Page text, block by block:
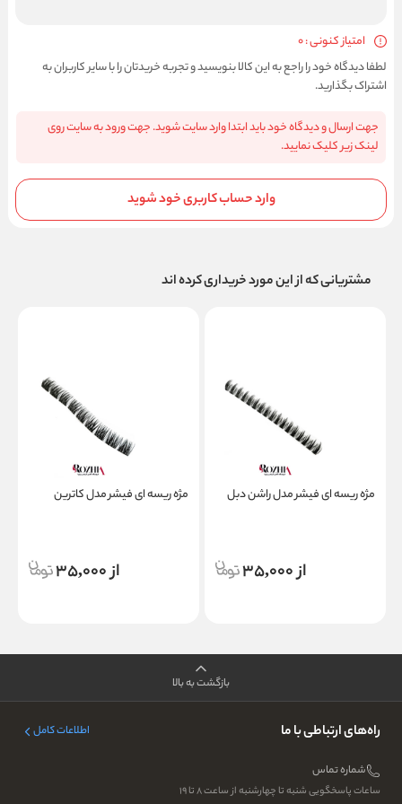
امتیاز کنونی : 0
لطفا دیدگاه خود را راجع به این کالا بنویسید و تجربه خریدتان را با سایر کاربران به
اشتراک بگذارید.
جهت ارسال و دیدگاه خود باید ابتدا وارد سایت شوید. جهت ورود به سایت روی
لینک زیر کلیک نمایید.
وارد حساب کاربری خود شوید
مشتریانی که از این مورد خریداری کرده اند
مژه ریسه ای فیشر مدل راشن دبل
از 35,000
مژه ریسه ای فیشر مدل کاترین
از 35,000
بازگشت به بالا
راه‌های ارتباطی با ما اطلاعات کامل
شماره تماس
ساعات پاسخگویی شنبه تا چهارشنبه از ساعت ۸ تا ۱۹